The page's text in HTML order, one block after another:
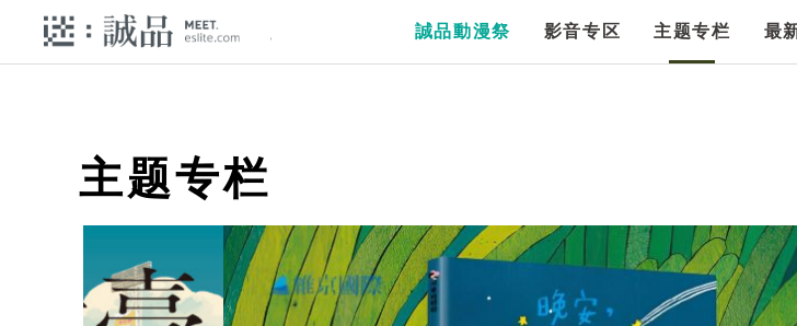
誠品動漫祭 影音专区 主题专栏 最
主题专栏